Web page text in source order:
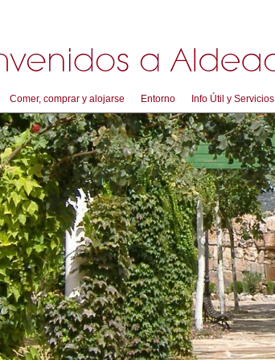
Comer, comprar y alojarse Entorno Info Útil y Servicios